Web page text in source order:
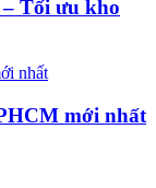
Tối ưu kho
mới nhất